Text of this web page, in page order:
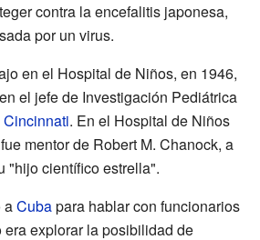
contra la encefalitis japonesa,
por un virus.
en el Hospital de Niños, en 1946,
el jefe de Investigación Pediátrica
. En el Hospital de Niños
mentor de Robert M. Chanock, a
"hijo científico estrella".
aCubapara hablar con funcionarios
explorar la posibilidad de